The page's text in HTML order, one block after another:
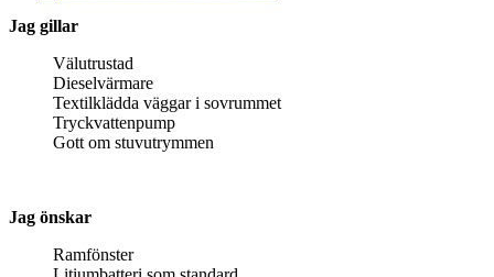
Jag gillar
Välutrustad
Dieselvärmare
Textilklädda väggar i sovrummet
Tryckvattenpump
Gott om stuvutrymmen
Jag önskar
Ramfönster